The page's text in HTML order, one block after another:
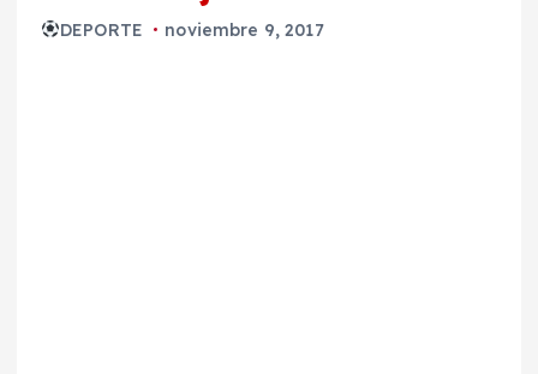
DEPORTE noviembre 9, 2017